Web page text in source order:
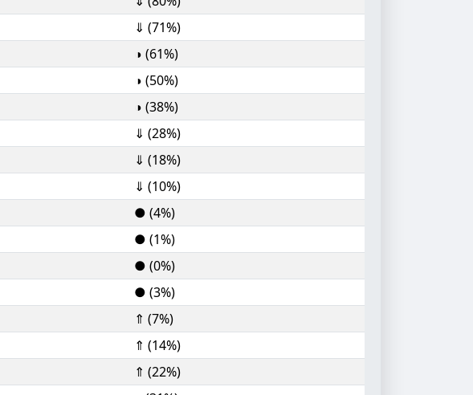
⇓ (71%)
◑ (61%)
◑ (50%)
◑ (38%)
⇓ (28%)
⇓ (18%)
⇓ (10%)
● (4%)
● (1%)
● (0%)
● (3%)
⇑ (7%)
⇑ (14%)
⇑ (22%)